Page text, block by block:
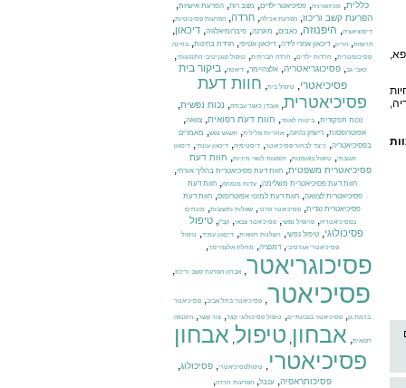
כללית, סכיזופרניה, פסיכיאטר ילדים, מצב רוח, הפרעת אישיות,
הפרעת קשב וריכוז, הפרעת אכילה, חרדה, הפרעות פסיכוטיות,
דיסוציאציה, היפנוזה, כאבים, מיגרנה, פיברומיאלגיה, דיכאון,
תרופות,הריון,דיכאון אחרי לידה,דיכאון אטיפי,חרדת בחינות,בחינה
פסיכומטרית, חרדות ילדים, חרדה חברתית,טיפול קוגניטיבי התנהגותי,
כאבי גב,פסיכוגריאטריה,אלצהיימר,דיאטה,ביקור בית
פסיכיאטרי, טיפול בית, חוות דעת
פסיכיאטרית, אובדן כושר עבודה, נכות נפשית,
נכות תפקודית,ביטוח לאומי, חוות דעת רפואית,צוואה,
אפוטרופסות, רישיון נהיגה, אחריות פלילית, תשוש נפש, מאמרים
בפסיכיאטריה,כיצד לבחור פסיכיאטר,דיסטימיה,דיכאון עונתי,דיכאון
תגובתי,טיפול באומנות,תופעות לוואי מיניות, חוות דעת
פסיכיאטרית משפטית,חוות דעת פסיכיאטרית בהליך אזרחי,
חוות דעת פסיכיאטרית משלימה, עדות מומחה, חוות דעת
פסיכיאטרית לצוואה,חוות דעת למינוי אפוטרופוס,חוות דעת
פסיכיאטרית נגדית,פסיכיאטר פרטי,שאלות ותשובות,מונחים
בפסיכיאטריה,פרופיל נפשי,פסיכיאטר צבאי,קב"ן,טיפול
פסיכולוגי, טיפול נפשי, רשלנות רפואית, דיכאון עמיד, טיפול
פסיכיאטרי אגרסיבי,דמנציה, מחלת אלצהיימר,
פסיכוגריאטר, אבחון הפרעת קשב וריכוז,
פסיכיאטר, פסיכיאטר בתל אביב, פסיכיאטר
ברמת גן, פסיכיאטר בגבעתיים, טיפול פסיכולוגי קצר, צור קשר, היפנוזה
רפואית, אבחון, טיפול, אבחון
פסיכיאטרי, טיפולפסיכיאטרי, פסיכולוג,
פסיכותראפיה, ענבל, הפרעות חרדה,